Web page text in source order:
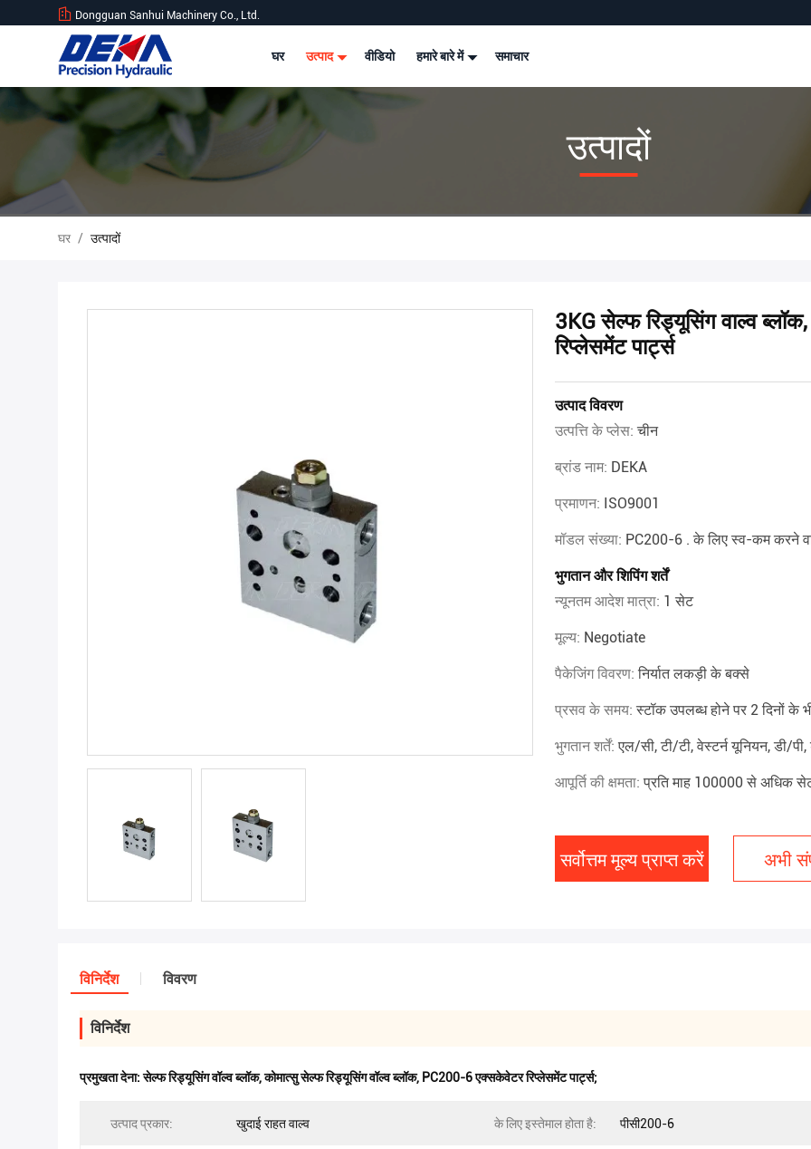
Dongguan Sanhui Machinery Co., Ltd.
घर उत्पाद वीडियो हमारे बारे में समाचार
उत्पादों
घर / उत्पादों
3KG सेल्फ रिड्यूसिंग वाल्व
रिप्लेसमेंट पार्ट्स
उत्पाद विवरण
उत्पत्ति के प्लेस:चीन
ब्रांड नाम: DEKA
प्रमाणन: ISO9001
मॉडल संख्या: PC200-6 . के लिए स्व-कम करने
भुगतान और शिपिंग शर्तें
न्यूनतम आदेश मात्रा: 1 सेट
मूल्य: Negotiate
पैकेजिंग विवरण:निर्यात लकड़ी के बक्से
प्रसव के समय:स्टॉक उपलब्ध होने पर 2 दिनों के
भुगतान शर्तें:एल/सी, टी/टी, वेस्टर्न यूनियन, डी/पी,
आपूर्ति की क्षमता:प्रति माह 100000 से अधिक
सर्वोत्तम मूल्य प्राप्त करें अभी
विनिर्देश विवरण
विनिर्देश
प्रमुखता देना:सेल्फ रिड्यूसिंग वॉल्व ब्लॉक,कोमात्सु सेल्फ रिड्यूसिंग वॉल्व ब्लॉक, PC200-6 एक्सकेवेटर रिप्लेसमेंट पार्ट्स;
उत्पाद प्रकार: खुदाई राहत वाल्व के लिए इस्तेमाल होता है: पीसी200-6